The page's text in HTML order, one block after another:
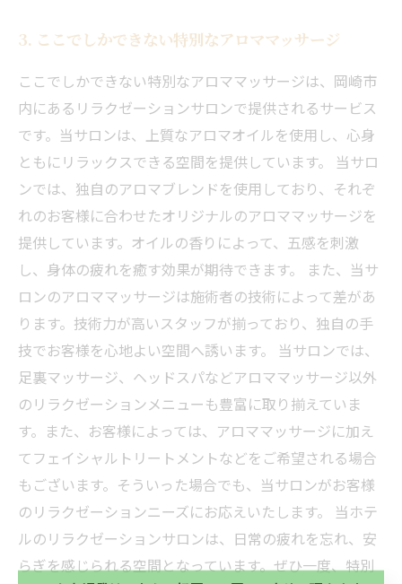
3. ここでしかできない特別なアロママッサージ
ここでしかできない特別なアロママッサージは、岡崎市
内にあるリラクゼーションサロンで提供されるサービス
です。当サロンは、上質なアロマオイルを使用し、心身
ともにリラックスできる空間を提供しています。 当サロ
ンでは、独自のアロマブレンドを使用しており、それぞ
れのお客様に合わせたオリジナルのアロママッサージを
提供しています。オイルの香りによって、五感を刺激
し、身体の疲れを癒す効果が期待できます。 また、当サ
ロンのアロママッサージは施術者の技術によって差があ
ります。技術力が高いスタッフが揃っており、独自の手
技でお客様を心地よい空間へ誘います。 当サロンでは、
足裏マッサージ、ヘッドスパなどアロママッサージ以外
のリラクゼーションメニューも豊富に取り揃えていま
す。また、お客様によっては、アロママッサージに加え
てフェイシャルトリートメントなどをご希望される場合
もございます。そういった場合でも、当サロンがお客様
のリラクゼーションニーズにお応えいたします。 当ホテ
ルのリラクゼーションサロンは、日常の疲れを忘れ、安
らぎを感じられる空間となっています。ぜひ一度、特別
当サロンの公式LINE@にお友達登録頂いたお客様は
初回 500円OFFさせて頂きます。 既に 追加済の
当サロンの公式LINE@にお友達登録頂いたお客様は
初回 500円OFFさせて頂きます。 既に 追加済の
方、不必要な方 お手数ですが、✖印でお閉じ下さ
い。